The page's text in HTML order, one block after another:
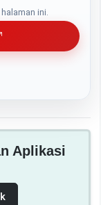
ini.
Aplikasi